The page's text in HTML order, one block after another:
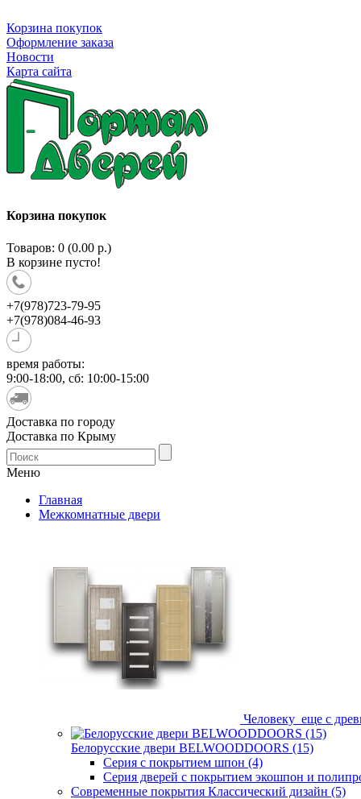
Корзина покупок
Оформление заказа
Новости
Карта сайта
Корзина покупок
Товаров: 0 (0.00 р.)
В корзине пусто!
+7(978)723-79-95
+7(978)084-46-93
время работы:
9:00-18:00, сб: 10:00-15:00
Доставка по городу
Доставка по Крыму
Меню
Главная
Межкомнатные двери
Человеку еще с
Белорусские двери BELWOODDOORS (15)
Серия с покрытием шпон (4)
Серия дверей с покрытием экошпон и
Современные покрытия Классический дизайн (5)